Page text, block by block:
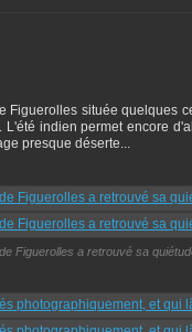
Figuerolles située quelques
indien permet encore
presque déserte...
Figuerolles a retrouvé sa